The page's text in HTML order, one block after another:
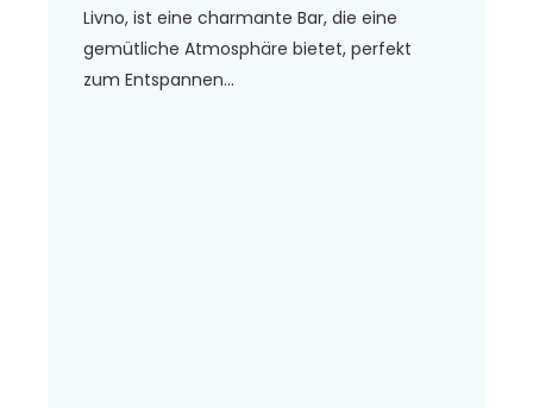
Livno, ist eine charmante Bar, die eine
gemütliche Atmosphäre bietet, perfekt
zum Entspannen...